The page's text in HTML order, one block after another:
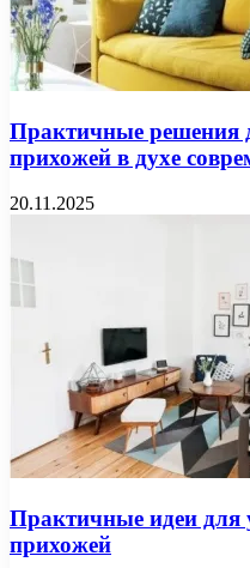
Практичные решения
прихожей в духе
20.11.2025
Практичные идеи для
прихожей